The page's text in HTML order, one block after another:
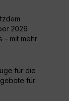
2026
– mit mehr
für die
für